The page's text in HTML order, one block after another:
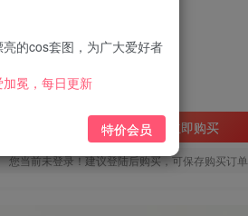
立即购买
您当前未登录！建议登陆后购买，可保存购买订单
的cos套图，为广大爱好者
冕，每日更新
特价会员